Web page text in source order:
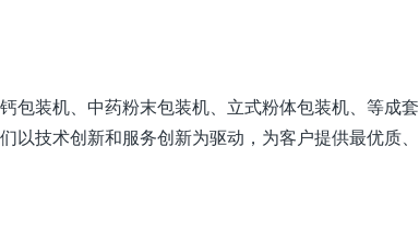
包装机、中药粉末包装机、立式粉体包装机、等成套
技术创新和服务创新为驱动，为客户提供最优质、